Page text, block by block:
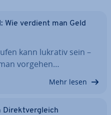
Wie verdient man Geld
kann lukrativ sein –
vorgehen…
Mehr lesen
Di­rekt­ver­gleich